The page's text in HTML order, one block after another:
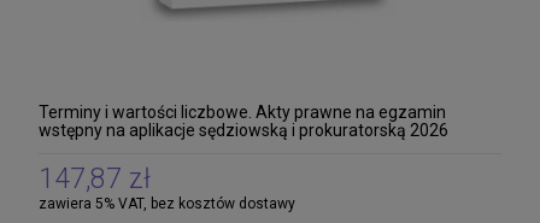
Terminy i wartości liczbowe. Akty prawne na egzamin
wstępny na aplikacje sędziowską i prokuratorską 2026
147,87 zł
zawiera 5% VAT, bez kosztów dostawy